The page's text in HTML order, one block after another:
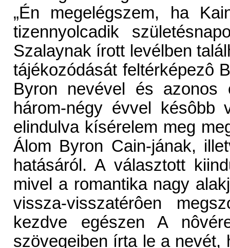
„Én megelégszem, ha
tizennyolcadik
Szalaynak írott levélben
tájékozódását feltérképezô
Byron nevével és
három-négy évvel
elindulva kísérelem meg
Álom Byron Cain-jának,
hatásáról. A választott
mivel a romantika nagy
vissza-visszatérôen
kezdve egészen A
szövegeiben írta le a nevét,